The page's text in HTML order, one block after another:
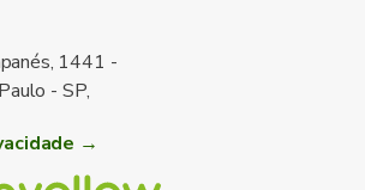
1441 -
- SP,
→